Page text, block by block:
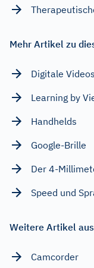
Mehr Artikel zu
Digitale
Learning by
Handhelds
Google-Brille
Der 4-
Speed und
Weitere Artikel
Camcorder